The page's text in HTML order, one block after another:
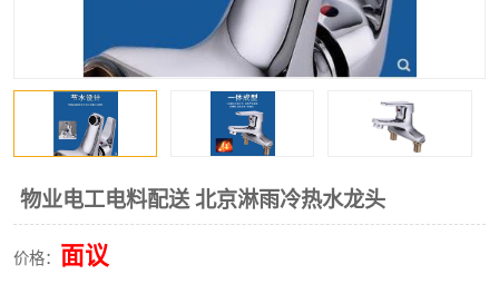
物业电工电料配送 北京淋雨冷热水龙头
价格： 面议